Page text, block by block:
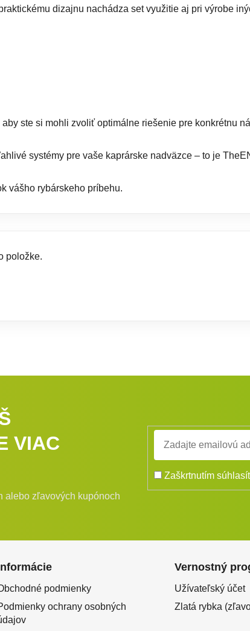
dizajnu nachádza set využitie aj pri výrobe
ste si mohli zvoliť optimálne riešenie pre konkrétnu
systémy pre vaše kaprárske nadväzce – to je
vášho rybárskeho príbehu.
položke.
VIAC
alebo zľavových kupónoch
Zaškrtnutím
podmienky
ochrany osobných
Vernostný
Užívateľský účet
Zlatá rybka